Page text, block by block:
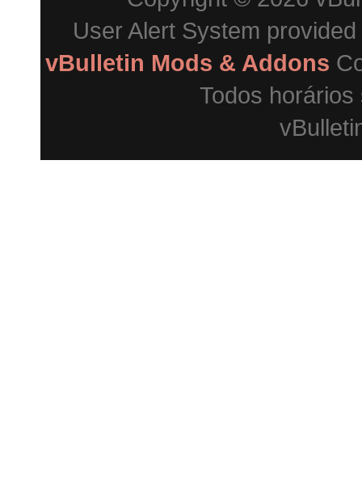
User Alert System
vBulletin Mods & Addons
Todos